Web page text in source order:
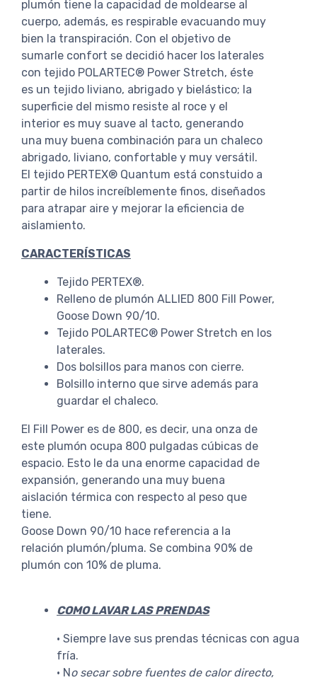
plumón tiene la capacidad de moldearse al
cuerpo, además, es respirable evacuando muy
bien la transpiración. Con el objetivo de
sumarle confort se decidió hacer los laterales
con tejido POLARTEC® Power Stretch, éste
es un tejido liviano, abrigado y bielástico; la
superficie del mismo resiste al roce y el
interior es muy suave al tacto, generando
una muy buena combinación para un chaleco
abrigado, liviano, confortable y muy versátil.
El tejido PERTEX® Quantum está constuido a
partir de hilos increíblemente finos, diseñados
para atrapar aire y mejorar la eficiencia de
aislamiento.
CARACTERÍSTICAS
Tejido PERTEX®.
Relleno de plumón ALLIED 800 Fill Power,
Goose Down 90/10.
Tejido POLARTEC® Power Stretch en los
laterales.
Dos bolsillos para manos con cierre.
Bolsillo interno que sirve además para
guardar el chaleco.
El Fill Power es de 800, es decir, una onza de
este plumón ocupa 800 pulgadas cúbicas de
espacio. Esto le da una enorme capacidad de
expansión, generando una muy buena
aislación térmica con respecto al peso que
tiene.
Goose Down 90/10 hace referencia a la
relación plumón/pluma. Se combina 90% de
plumón con 10% de pluma.
COMO LAVAR LAS PRENDAS
· Siempre lave sus prendas técnicas con agua
fría.
· No secar sobre fuentes de calor directo,